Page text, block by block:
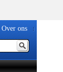
Over ons